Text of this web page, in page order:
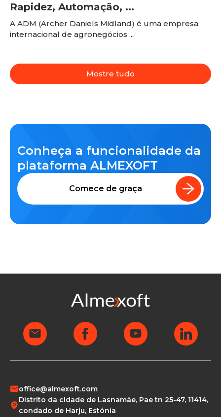
Rapidez, Automação, ...
A ADM (Archer Daniels Midland) é uma empresa
internacional de agronegócios ...
Mostre tudo
Conheça a funcionalidade da
plataforma ALMEXOFT
Comece de graça
office@almexoft.com
Distrito da cidade de Lasnamäe, Pae tn 25-47, 11414,
condado de Harju, Estónia